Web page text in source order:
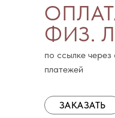
ФИЗ.
по ссылке
платежей
ЗАКАЗАТЬ